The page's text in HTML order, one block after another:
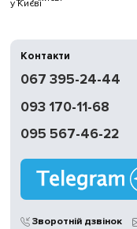
у Києві
Контакти
067 395-24-44
093 170-11-68
095 567-46-22
Зворотній дзвінок